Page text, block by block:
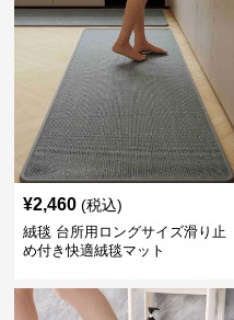
¥2,460 (税込)
絨毯 台所用ロングサイズ滑り止
め付き快適絨毯マット